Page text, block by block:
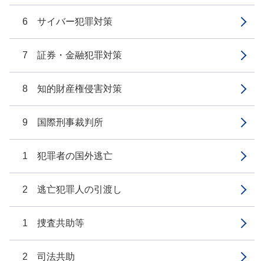
6 サイバー犯罪対策
7 証券・金融犯罪対策
8 知的財産権侵害対策
9 国際刑事裁判所
1 犯罪者の国外逃亡
2 逃亡犯罪人の引渡し
1 捜査共助等
2 司法共助